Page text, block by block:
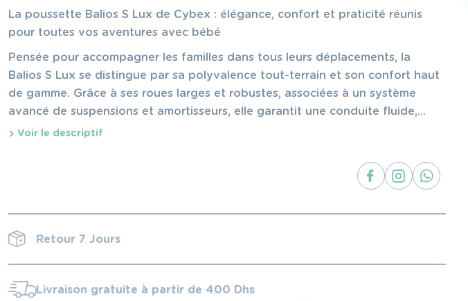
INITIAL
ÉTAIT :
7,890 DHS.
ACTUEL
EST :
6,500 DHS.
La poussette Balios S Lux de Cybex : élégance, confort et praticité réunis
pour toutes vos aventures avec bébé
Pensée pour accompagner les familles dans tous leurs déplacements, la
Balios S Lux se distingue par sa polyvalence tout-terrain et son confort haut
de gamme. Grâce à ses roues larges et robustes, associées à un système
avancé de suspensions et amortisseurs, elle garantit une conduite fluide,
aussi bien en ville que sur des chemins plus irréguliers (pavés, herbe,
Voir le descriptif
Retour 7 Jours
Livraison gratuite à partir de 400 Dhs